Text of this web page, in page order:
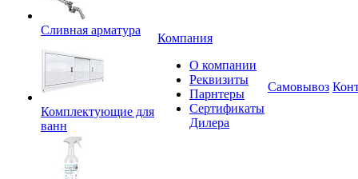
Сливная арматура
Комплектующие для
ванн
Компания
О компании
Реквизиты
Парнтеры
Сертификаты
Дилера
Самовывоз